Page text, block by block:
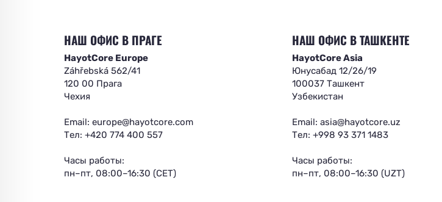
НАШ ОФИС В ПРАГЕ
HayotCore Europe
Záhřebská 562/41
120 00 Прага
Чехия
Email: europe@hayotcore.com
Тел: +420 774 400 557
Часы работы:
пн–пт, 08:00–16:30 (CET)
НАШ ОФИС В ТАШКЕНТЕ
HayotCore Asia
Юнусабад 12/26/19
100037 Ташкент
Узбекистан
Email:asia@hayotcore.uz
Тел: +998 93 371 1483
Часы работы:
пн–пт, 08:00–16:30 (UZT)